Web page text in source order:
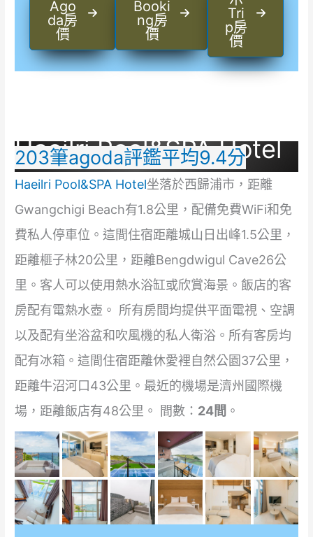
Ago
da房
價
Booki
ng房
價
Tri
p房
價
Haeilri Pool&SPA Hotel
203筆agoda評鑑平均9.4分
Haeilri Pool&SPA Hotel坐落於西歸浦市，距離
Gwangchigi Beach有1.8公里，配備免費WiFi和免
費私人停車位。這間住宿距離城山日出峰1.5公里，
距離榧子林20公里，距離Bengdwigul Cave26公
里。客人可以使用熱水浴缸或欣賞海景。飯店的客
房配有電熱水壺。 所有房間均提供平面電視、空調
以及配有坐浴盆和吹風機的私人衛浴。所有客房均
配有冰箱。這間住宿距離休愛裡自然公園37公里，
距離牛沼河口43公里。最近的機場是濟州國際機
場，距離飯店有48公里。 間數： 24間 。